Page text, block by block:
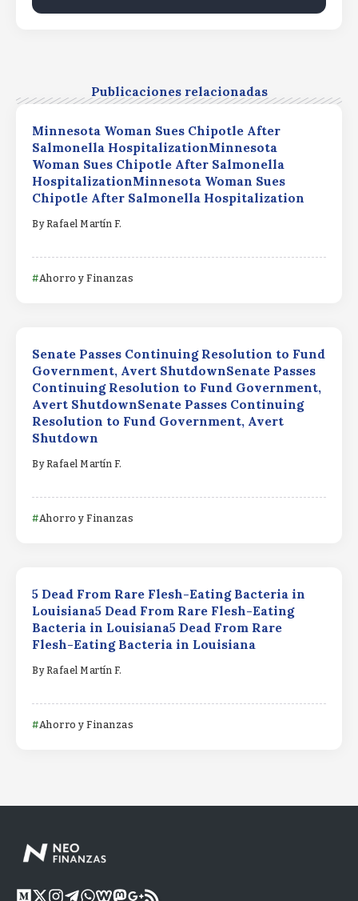
Publicaciones relacionadas
Minnesota Woman Sues Chipotle After
Salmonella HospitalizationMinnesota
Woman Sues Chipotle After Salmonella
HospitalizationMinnesota Woman Sues
Chipotle After Salmonella Hospitalization
By Rafael Martín F.
Ahorro y Finanzas
Senate Passes Continuing Resolution to Fund
Government, Avert ShutdownSenate Passes
Continuing Resolution to Fund Government,
Avert ShutdownSenate Passes Continuing
Resolution to Fund Government, Avert
Shutdown
By Rafael Martín F.
Ahorro y Finanzas
5 Dead From Rare Flesh-Eating Bacteria in
Louisiana5 Dead From Rare Flesh-Eating
Bacteria in Louisiana5 Dead From Rare
Flesh-Eating Bacteria in Louisiana
By Rafael Martín F.
Ahorro y Finanzas